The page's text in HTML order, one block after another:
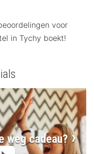
voor
in Tychy boekt!
weg cadeau?